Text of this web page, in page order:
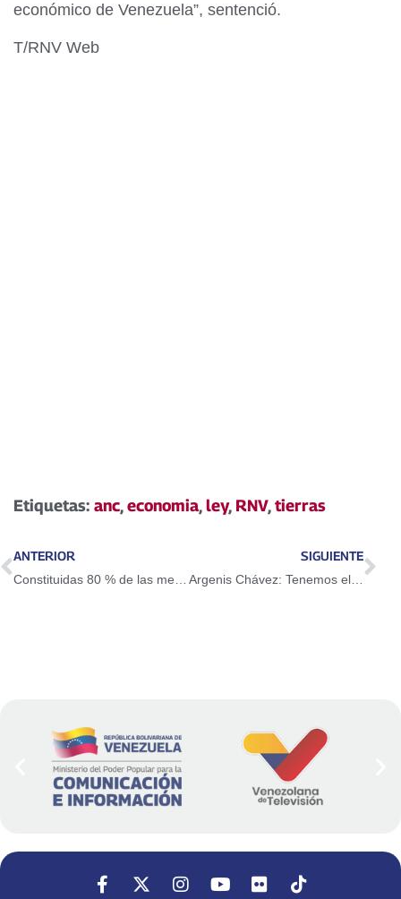
económico de Venezuela”, sentenció.
T/RNV Web
Etiquetas: anc,economia,ley, RNV,tierras
ANTERIOR SIGUIENTE
Argenis Chávez: Tenemos el sistema electoral más perfecto del mundo